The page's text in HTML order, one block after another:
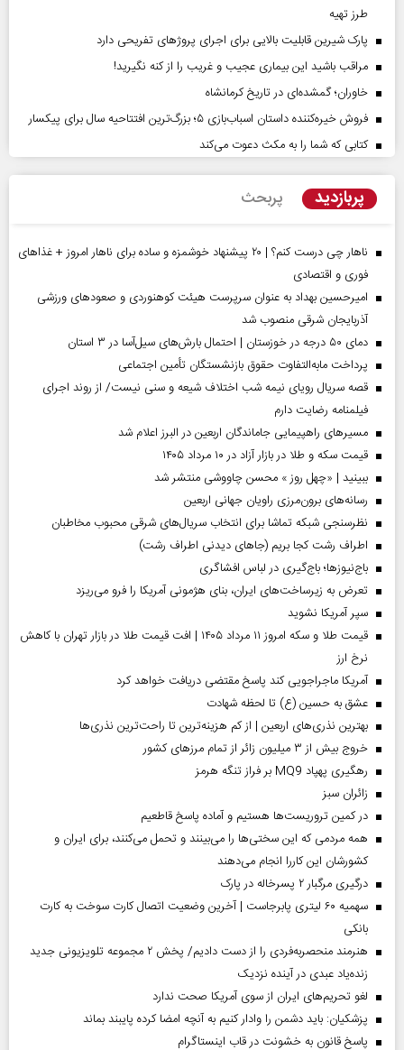
طرز تهیه
پارک شیرین قابلیت‌ بالایی برای اجرای پروژهای تفریحی دارد
مراقب باشید این بیماری عجیب و غریب را از کنه نگیرید!
خاوران؛ گمشده‌ای در تاریخ کرمانشاه
فروش خیره‌کننده داستان اسباب‌بازی ۵؛ بزرگ‌ترین افتتاحیه سال برای پیکسار
کتابی که شما را به مکث دعوت می‌کند
پربازدید پربحث
ناهار چی درست کنم؟ | ۲۰ پیشنهاد خوشمزه و ساده برای ناهار امروز + غذاهای
فوری و اقتصادی
امیرحسین بهداد به عنوان سرپرست هیئت کوهنوردی و صعودهای ورزشی
آذربایجان شرقی منصوب شد
دمای ۵۰ درجه در خوزستان | احتمال بارش‌های سیل‌آسا در ۳ استان
پرداخت مابه‌التفاوت حقوق بازنشستگان تأمین اجتماعی
قصه سریال رویای نیمه شب اختلاف شیعه و سنی نیست/ از روند اجرای
فیلمنامه رضایت دارم
مسیر‌های راهپیمایی جاماندگان اربعین در البرز اعلام شد
قیمت سکه و طلا در بازار آزاد در ۱۰ مرداد ۱۴۰۵
ببینید | «چهل روز » محسن چاووشی منتشر شد
رسانه‌های برون‌مرزی راویان جهانی اربعین
نظرسنجی شبکه تماشا برای انتخاب سریال‌های شرقی محبوب مخاطبان
اطراف رشت کجا بریم (جاهای دیدنی اطراف رشت)
باج‌نیوزها؛ باج‌گیری در لباس افشاگری
تعرض به زیرساخت‌های ایران، بنای هژمونی آمریکا را فرو می‌ریزد
سپر آمریکا نشوید
قیمت طلا و سکه امروز ۱۱ مرداد ۱۴۰۵ | افت قیمت طلا در بازار تهران با کاهش
نرخ ارز
آمریکا ماجراجویی کند پاسخ مقتضی دریافت خواهد کرد
عشق به حسین (ع) تا لحظه شهادت
بهترین نذری‌های اربعین | از کم هزینه‌ترین تا راحت‌ترین نذری‌ها
خروج بیش از ۳ میلیون زائر از تمام مرز‌های کشور
رهگیری پهپاد MQ9 بر فراز تنگه هرمز
‌زائران سبز
در کمین تروریست‌ها هستیم و آماده پاسخ قاطعیم
همه مردمی که این سختی‌ها را می‌بینند و تحمل می‌کنند، برای ایران و
کشورشان این کاررا انجام می‌دهند
درگیری مرگبار ۲ پسرخاله در پارک
سهمیه ۶۰ لیتری پابرجاست | آخرین وضعیت اتصال کارت سوخت به کارت
بانکی
هنرمند منحصر‌به‌فردی را از دست دادیم/ پخش ۲ مجموعه تلویزیونی جدید
زنده‌یاد عبدی در آینده نزدیک
لغو تحریم‌های ایران از سوی آمریکا صحت ندارد
پزشکیان: باید دشمن را وادار کنیم به آنچه امضا کرده پایبند بماند
پاسخ قانون به خشونت در قاب اینستاگرام